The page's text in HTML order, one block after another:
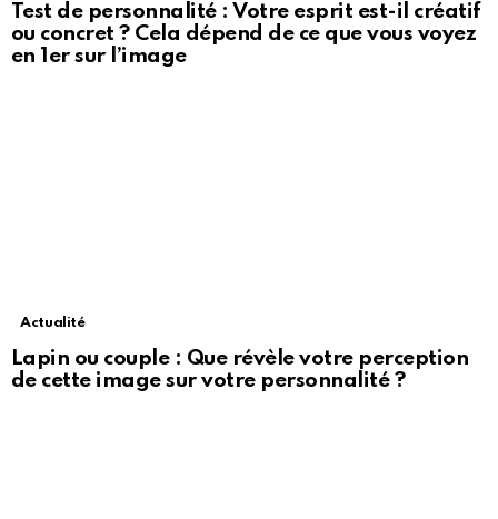
Test de personnalité : Votre esprit est-il créatif
ou concret ? Cela dépend de ce que vous voyez
en 1er sur l’image
Actualité
Lapin ou couple : Que révèle votre perception
de cette image sur votre personnalité ?